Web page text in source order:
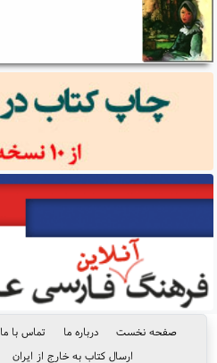
صفحه نخست درباره ما تماس با ما
ارسال کتاب به خارج از ایران